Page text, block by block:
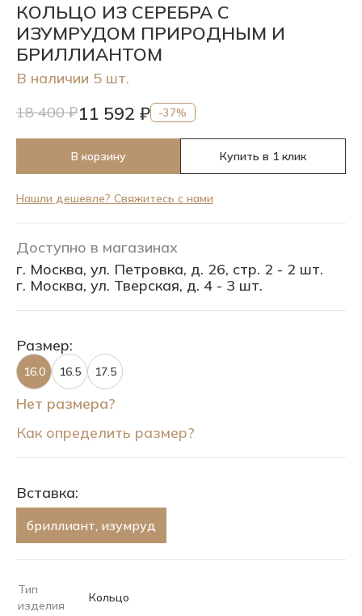
КОЛЬЦО ИЗ СЕРЕБРА С
ИЗУМРУДОМ ПРИРОДНЫМ И
БРИЛЛИАНТОМ
В наличии 5 шт.
18 400 ₽11 592 ₽ -37%
В корзину Купить в 1 клик
Нашли дешевле? Свяжитесь с нами
Доступно в магазинах
г. Москва, ул. Петровка, д. 26, стр. 2 - 2 шт.
г. Москва, ул. Тверская, д. 4 - 3 шт.
Размер:
16.0 16.5 17.5
Нет размера?
Как определить размер?
Вставка:
бриллиант, изумруд
Тип
изделия
Кольцо